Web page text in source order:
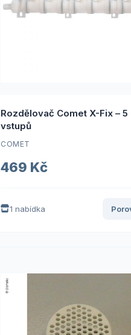
Rozdělovač Comet X-Fix – 5
vstupů
COMET
469 Kč
1 nabídka